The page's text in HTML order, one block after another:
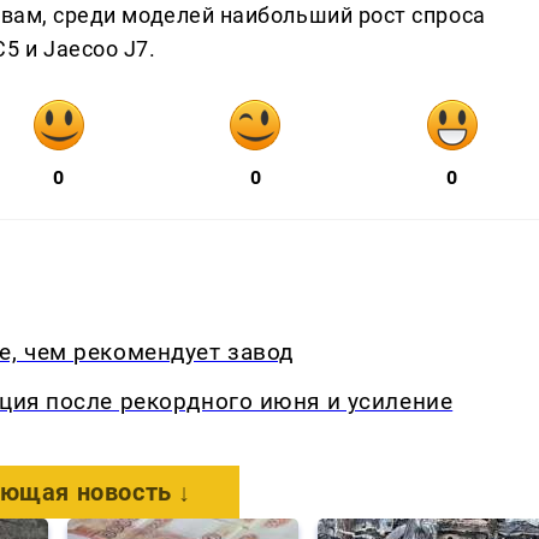
среди моделей наибольший рост спроса
и Jaecoo J7.
0 0 0
чем рекомендует завод
после рекордного июня и усиление
новость ↓